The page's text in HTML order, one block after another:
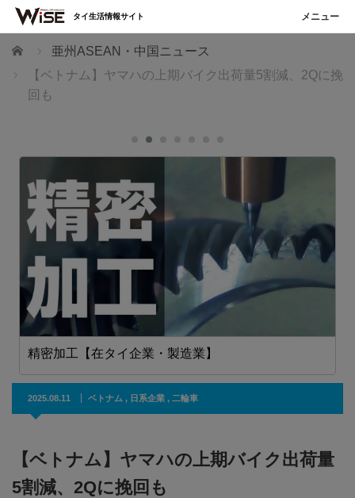
ホーム
亜州ASEAN・中国ニュース
【ベトナム】ヤマハの上期バイク出荷量5割減、2Qに挽
回も
精密加工【在タイ企業・製造業】
2025.08.11 ベトナム , 日系企業 , 二輪車
【ベトナム】ヤマハの上期バイク出荷量
5割減、2Qに挽回も
タイ生活情報サイト